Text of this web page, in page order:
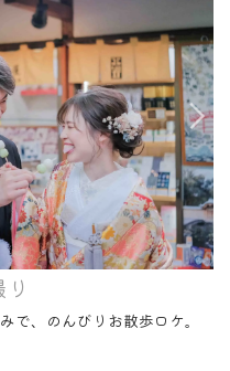
で、のんびりお散歩ロケ。